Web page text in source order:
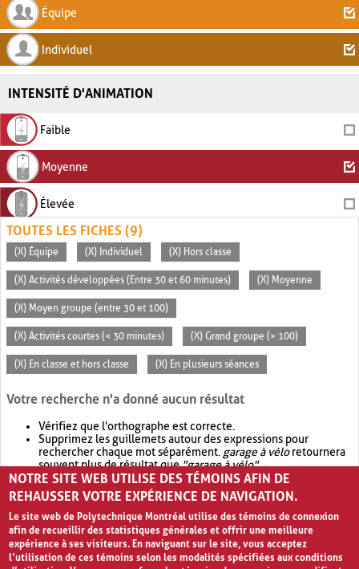
Équipe
Individuel
INTENSITÉ D'ANIMATION
Faible
Moyenne
Élevée
TOUTES LES FICHES (9)
(X) Équipe (X) Individuel (X) Hors classe
(X) Activités développées (Entre 30 et 60 minutes) (X) Moyenne
(X) Moyen groupe (entre 30 et 100)
(X) Activités courtes (< 30 minutes) (X) Grand groupe (> 100)
(X) En classe et hors classe (X) En plusieurs séances
Votre recherche n'a donné aucun résultat
Vérifiez que l'orthographe est correcte.
Supprimez les guillemets autour des expressions pour
rechercher chaque mot séparément. garage à véloretournera
souvent plus de résultat que"garage à vélo".
Envisagez d'élargir votre recherche avec OR.garage OR vélo
retournera souvent plus de résultat quegarage à vélo
NOTRE SITE WEB UTILISE DES TÉMOINS AFIN DE
REHAUSSER VOTRE EXPÉRIENCE DE NAVIGATION.
Le site web de Polytechnique Montréal utilise des témoins de connexion
afin de recueillir des statistiques générales et offrir une meilleure
expérience à ses visiteurs. En naviguant sur le site, vous acceptez
l’utilisation de ces témoins selon les modalités spécifiées aux conditions